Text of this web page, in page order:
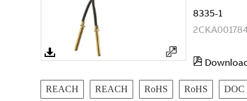
8335-1
REACH REACH RoHS RoHS DOC